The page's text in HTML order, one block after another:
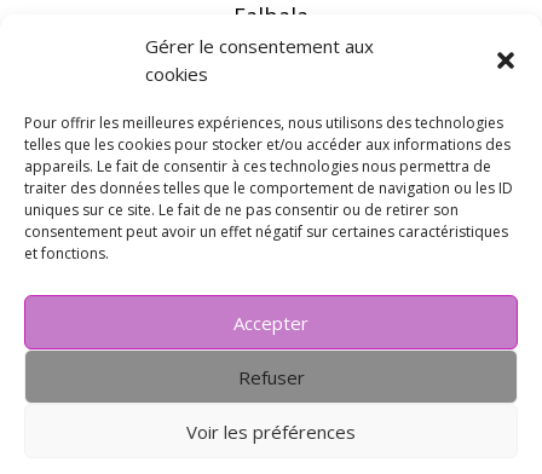
Gérer le consentement aux
cookies
Pour offrir les meilleures expériences, nous utilisons des technologies
telles que les cookies pour stocker et/ou accéder aux informations des
appareils. Le fait de consentir à ces technologies nous permettra de
traiter des données telles que le comportement de navigation ou les ID
uniques sur ce site. Le fait de ne pas consentir ou de retirer son
consentement peut avoir un effet négatif sur certaines caractéristiques
et fonctions.
Accepter
Refuser
Voir les préférences
Falbala
Vous pouvez recevoir les dernières infos en
vous abonnant à notre newsletter